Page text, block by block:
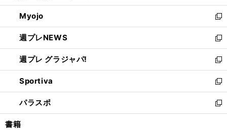
開
く
ウ
で
開
く
ン
ド
ウ
で
開
く
ウ
ィ
ン
ド
ウ
で
開
く
Myojo
新
し
い
ウ
ィ
ン
ド
ウ
で
開
週プレNEWS
新
し
い
ウ
ィ
ン
ド
ウ
週プレ グラジャパ!
新
し
い
ウ
ィ
ン
Sportiva
新
し
い
ウ
パラスポ
新
し
書籍